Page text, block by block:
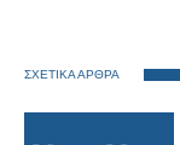
ΣΧΕΤΙΚΑ ΑΡΘΡΑ